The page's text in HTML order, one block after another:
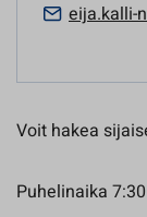
eija.kalli-
Voit hakea
Puhelinaika